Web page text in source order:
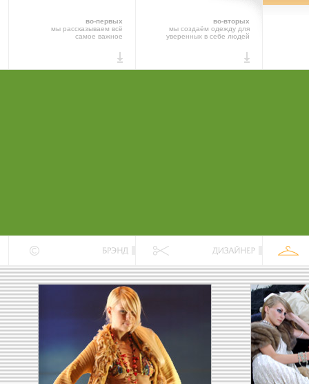
во-первых
мы рассказываем всё
самое важное
во-вторых
мы создаём одежду для
уверенных в себе людей